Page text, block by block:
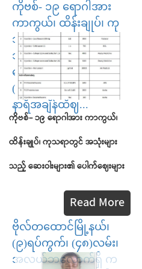
ကိုဗစ်- ၁၉ ရောဂါအား
ကာကွယ်၊ ထိန်းချုပ်၊ ကု
သရာတွင် အသုံးများ
သည့် ဆေးဝါးများ၏
ပေါက်ဈေးများ
(၂၇-၁၀-၂၀၂၁)ညနေ ၆
နာရီအချိန်ထိဈ...
ကိုဗစ်-၁၉ ရောဂါအားကာကွယ်၊
ထိန်းချုပ်၊ကုသရာတွင်အသုံးများ
သည့်ဆေးဝါးများ၏ပေါက်ဈေးများ
Read More
ဗိုလ်တထောင်မြို့နယ်၊
(၉)ရပ်ကွက်၊ (၄၈)လမ်း၊
အလယ်ဘလောက်ရှိ က